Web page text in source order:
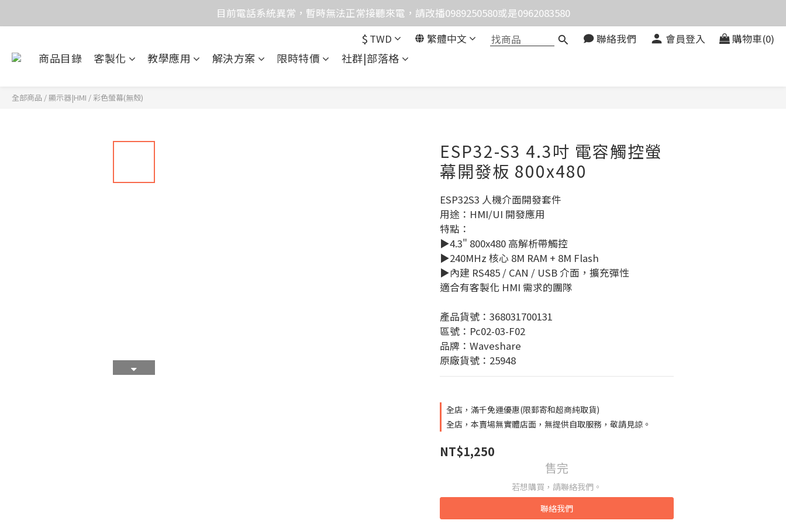
價格均含稅，下單享優惠！歡迎大量採購，由專人提供專案報價。
目前電話系統異常，暫時無法正常接聽來電，請改播0989250580或是0962083580
價格均含稅，下單享優惠！歡迎大量採購，由專人提供專案報價。
$ TWD 繁體中文 聯絡我們 會員登入 購物車(0)
商品目錄 客製化 教學應用 解決方案 限時特價 社群|部落格
全部商品 / 顯示器|HMI / 彩色螢幕(無殼)
ESP32-S3 4.3吋 電容觸控螢
幕開發板 800x480
ESP32S3 人機介面開發套件
用途：HMI/UI 開發應用
特點：
▶4.3" 800x480 高解析帶觸控
▶240MHz 核心 8M RAM + 8M Flash
▶內建 RS485 / CAN / USB 介面，擴充彈性
適合有客製化 HMI 需求的團隊
產品貨號：368031700131
區號：Pc02-03-F02
品牌：Waveshare
原廠貨號：25948
全店，滿千免運優惠(限郵寄和超商純取貨)
全店，本賣場無實體店面，無提供自取服務，敬請見諒。
NT$1,250
售完
若想購買，請聯絡我們。
聯絡我們